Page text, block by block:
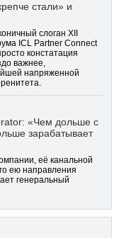
стали» и
слоган XII
ICL Partner Connect
констатация
важнее,
напряженной
«Чем дольше с
зарабатывает
её канальной
ею направления
генеральный